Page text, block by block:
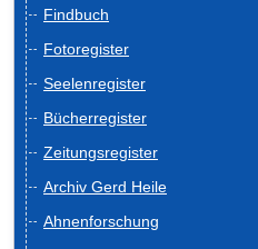
Findbuch
Fotoregister
Seelenregister
Bücherregister
Zeitungsregister
Archiv Gerd Heile
Ahnenforschung